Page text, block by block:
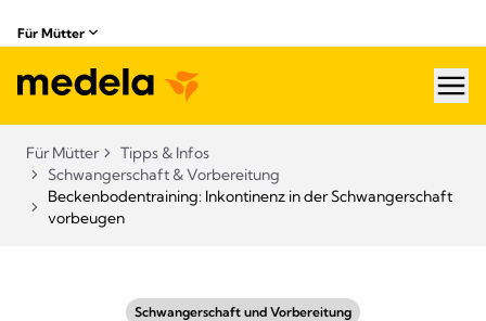
Für Mütter
Für Mütter
Tipps & Infos
Schwangerschaft & Vorbereitung
Beckenbodentraining: Inkontinenz in der Schwangerschaft
vorbeugen
Schwangerschaft und Vorbereitung